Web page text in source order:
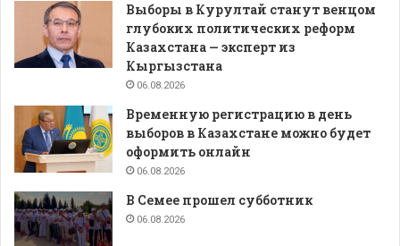
Выборы в Курултай станут венцом
глубоких политических реформ
Казахстана — эксперт из
Кыргызстана
06.08.2026
Временную регистрацию в день
выборов в Казахстане можно будет
оформить онлайн
06.08.2026
В Семее прошел субботник
06.08.2026